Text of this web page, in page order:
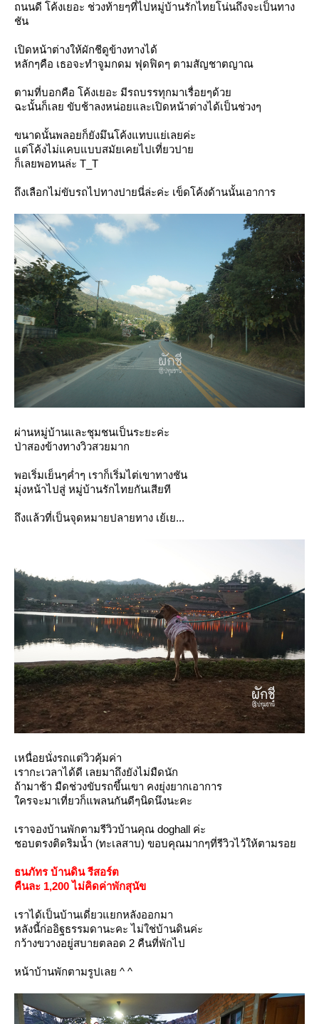
ถนนดี โค้งเยอะ ช่วงท้ายๆที่ไปหมู่บ้านรักไทยโน่นถึงจะเป็นทาง
ชัน
เปิดหน้าต่างให้ผักชีดูข้างทางได้
หลักๆคือ เธอจะทำจูมกดม ฟุดฟิดๆ ตามสัญชาตญาณ
ตามที่บอกคือ โค้งเยอะ มีรถบรรทุกมาเรื่อยๆด้ว
ฉะนั้นก็เลย ขับช้าลงหน่อยและเปิดหน้าต่างได้เป็นช่วงๆ
ขนาดนั้นพลอยก็ยังมึนโค้งแทบแย่เลยค่ะ
ต่โค้งไม่แคบแบบสมัยเคยไปเที่ยวปา
ก็เลยพอทนล่ะ T_T
ถึงเลือกไม่ขับรถไปทางปายนี่ล่ะค่ะ เข็ดโค้งด้านนั้นเอาการ
ผ่านหมู่บ้านและชุมชนเป็นระยะค่ะ
ป่าสองข้างทางวิวสวยมาก
พอเริ่มเย็นๆค่ำๆ เราก็เริ่มไต่เขาทางชัน
มุ่งหน้าไปสู่ หมู่บ้านรักไทยกันเสียที
ถึงแล้วที่เป็นจุดหมายปลายทาง เย้เย...
เหนื่อยนั่งรถแต่วิวคุ้มค่า
เรากะเวลาได้ดี เลยมาถึงยังไม่มืดนัก
ถ้ามาช้า มืดช่วงขับรถขึ้นเขา คงยุ่งยากเอาการ
ครจะมาเที่ยวก็แพลนกันดีๆนิดนึงนะคะ
เราจองบ้านพักตามรีวิวบ้านคุณ doghall ค่ะ
ชอบตรงติดริมน้ำ (ทะเลสาบ) ขอบคุณมากๆที่รีวิวไว้ให้ตามรอ
ธนภัทร บ้านดิน รีสอร์ต
คืนละ 1,200 ไม่คิดค่าพักสุนัข
เราได้เป็นบ้านเดี่ยวแยกหลังออกมา
หลังนี้ก่ออิฐธรรมดานะคะ ไม่ใช่บ้านดินค่ะ
กว้างขวางอยู่สบายตลอด 2 คืนที่พักไป
หน้าบ้านพักตามรูปเลย ^ ^